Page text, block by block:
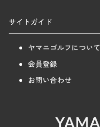
サイトガイド
ヤマニゴルフについて
会員登録
お問い合わせ